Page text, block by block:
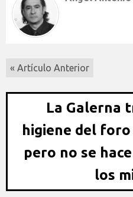
« Artículo Anterior
La Galerna
higiene del
pero no se
los